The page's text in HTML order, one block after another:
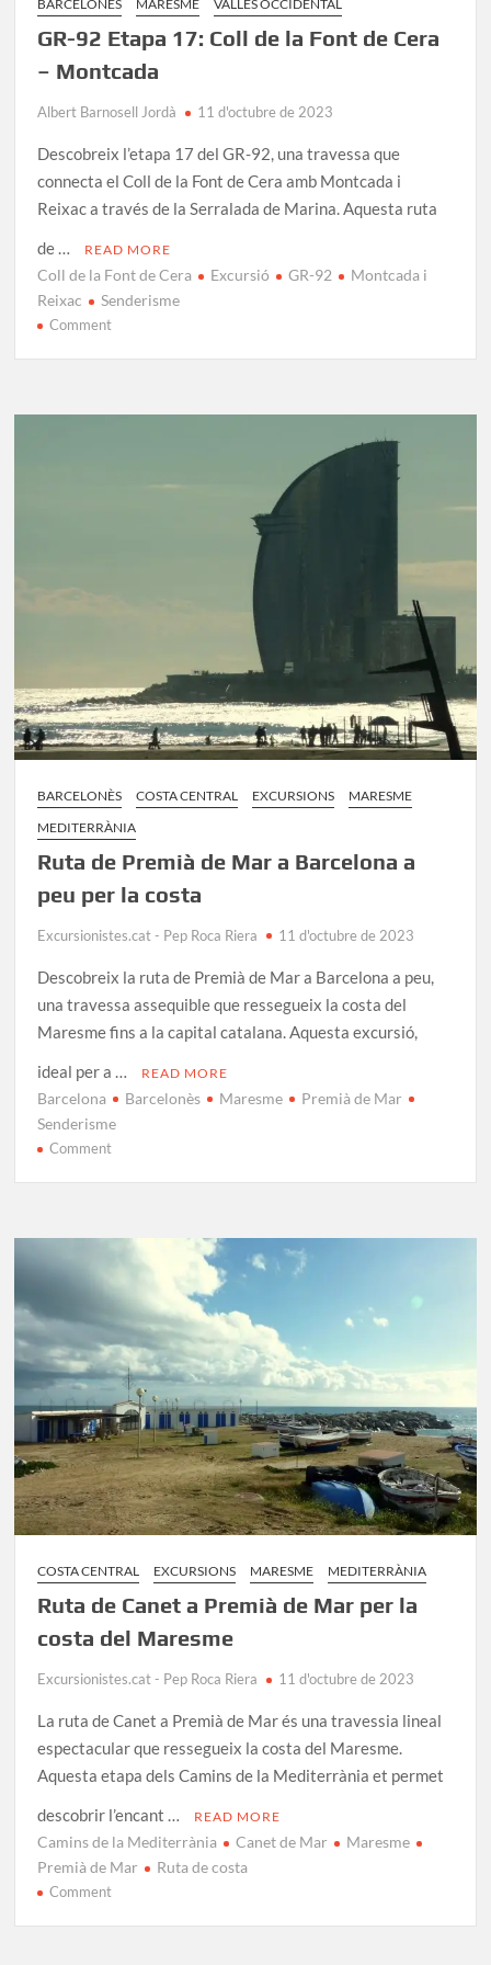
BARCELONÈS MARESME VALLÈS OCCIDENTAL
GR-92 Etapa 17: Coll de la Font de Cera
– Montcada
Albert Barnosell Jordà 11 d'octubre de 2023
Descobreix l’etapa 17 del GR-92, una travessa que
connecta el Coll de la Font de Cera amb Montcada i
Reixac a través de la Serralada de Marina. Aquesta ruta
de …
READ MORE
Coll de la Font de Cera Excursió GR-92
Montcada i
Reixac
Senderisme
Commenton
17:
BARCELONÈS COSTA CENTRAL EXCURSIONS
MARESME
MEDITERRÀNIA
Ruta de Premià de Mar a Barcelona a
peu per la costa
Excursionistes.cat - Pep Roca Riera 11 d'octubre de 2023
Descobreix la ruta de Premià de Mar a Barcelona a peu,
una travessa assequible que ressegueix la costa del
Maresme fins a la capital catalana. Aquesta excursió,
ideal per a …
READ MORE
Barcelona Barcelonès Maresme
Premià de Mar
Senderisme
Commenton
de
Mar
a
Barcelona
peu
per
la
costa
COSTA CENTRAL EXCURSIONS MARESME MEDITERRÀNIA
Ruta de Canet a Premià de Mar per la
costa del Maresme
Excursionistes.cat - Pep Roca Riera 11 d'octubre de 2023
La ruta de Canet a Premià de Mar és una travessia lineal
espectacular que ressegueix la costa del Maresme.
Aquesta etapa dels Camins de la Mediterrània et permet
descobrir l’encant …
READ MORE
Camins de la Mediterrània Canet de Mar
Maresme
Premià de Mar
Ruta de costa
Commenton